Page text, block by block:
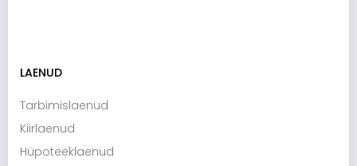
LAENUD
Tarbimislaenud
Kiirlaenud
Hüpoteeklaenud